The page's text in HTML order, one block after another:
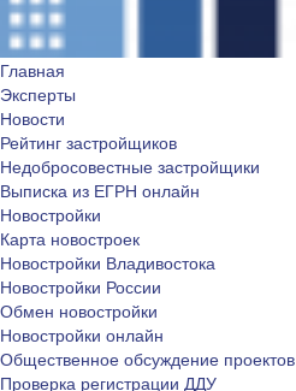
Главная
Эксперты
Новости
Рейтинг застройщиков
Недобросовестные застройщики
Выписка из ЕГРН онлайн
Новостройки
Карта новостроек
Новостройки Владивостока
Новостройки России
Обмен новостройки
Новостройки онлайн
Общественное обсуждение проектов
Проверка регистрации ДДУ